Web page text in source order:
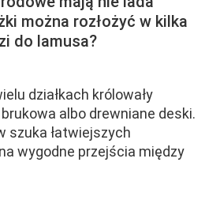
można rozłożyć w kilka
do lamusa?
działkach królowały
albo drewniane deski.
szuka łatwiejszych
wygodne przejścia między